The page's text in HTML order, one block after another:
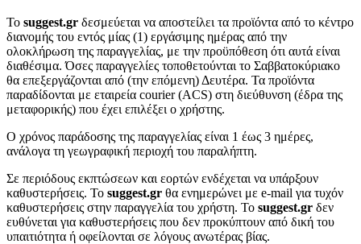
To suggest.gr δεσμεύεται να αποστείλει τα προϊόντα από το κέντρο
διανομής του εντός μίας (1) εργάσιμης ημέρας από την
ολοκλήρωση της παραγγελίας, με την προϋπόθεση ότι αυτά είναι
διαθέσιμα. Όσες παραγγελίες τοποθετούνται το Σαββατοκύριακο
θα επεξεργάζονται από (την επόμενη) Δευτέρα. Τα προϊόντα
παραδίδονται με εταιρεία courier (ACS) στη διεύθυνση (έδρα της
μεταφορικής) που έχει επιλέξει ο χρήστης.
Ο χρόνος παράδοσης της παραγγελίας είναι 1 έως 3 ημέρες,
ανάλογα τη γεωγραφική περιοχή του παραλήπτη.
Σε περιόδους εκπτώσεων και εορτών ενδέχεται να υπάρξουν
καθυστερήσεις. Το suggest.gr θα ενημερώνει με e-mail για τυχόν
καθυστερήσεις στην παραγγελία του χρήστη. Το suggest.gr δεν
ευθύνεται για καθυστερήσεις που δεν προκύπτουν από δική του
υπαιτιότητα ή οφείλονται σε λόγους ανωτέρας βίας.